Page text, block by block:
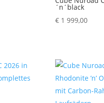
´n´black
€ 1 999,00